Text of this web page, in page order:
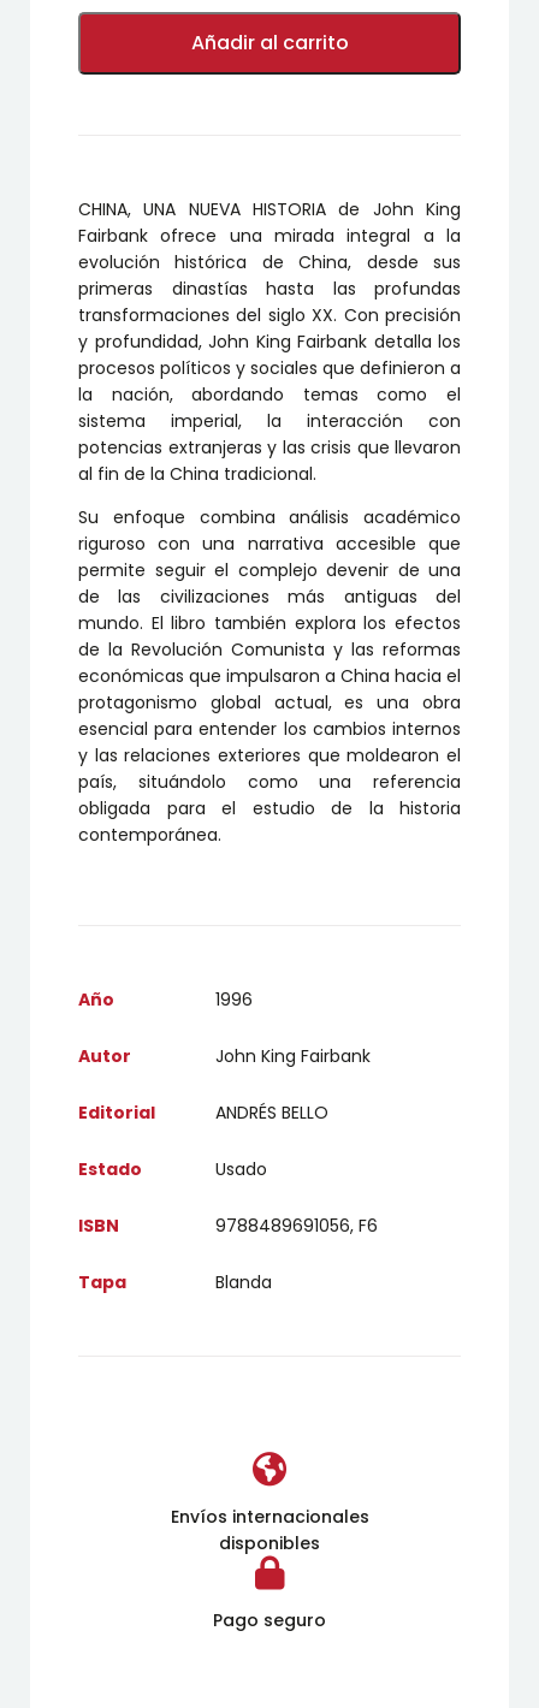
CHINA,
NUEVA
Añadir al carrito
CHINA, UNA NUEVA HISTORIA de John King
Fairbank ofrece una mirada integral a la
evolución histórica de China, desde sus
primeras dinastías hasta las profundas
transformaciones del siglo XX. Con precisión
y profundidad, John King Fairbank detalla los
procesos políticos y sociales que definieron a
la nación, abordando temas como el
sistema imperial, la interacción con
potencias extranjeras y las crisis que llevaron
al fin de la China tradicional.
Su enfoque combina análisis académico
riguroso con una narrativa accesible que
permite seguir el complejo devenir de una
de las civilizaciones más antiguas del
mundo. El libro también explora los efectos
de la Revolución Comunista y las reformas
económicas que impulsaron a China hacia el
protagonismo global actual, es una obra
esencial para entender los cambios internos
y las relaciones exteriores que moldearon el
país, situándolo como una referencia
obligada para el estudio de la historia
contemporánea.
Año 1996
Autor John King Fairbank
Editorial ANDRÉS BELLO
Estado Usado
ISBN 9788489691056, F6
Tapa Blanda
Envíos internacionales
disponibles
Pago seguro